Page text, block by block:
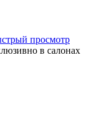
просмотр
в салонах